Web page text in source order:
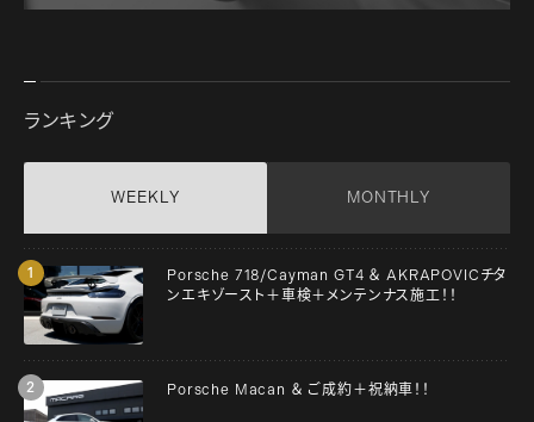
ランキング
WEEKLY MONTHLY
Porsche 718/Cayman GT4 ＆ AKRAPOVICチタ
ンエキゾースト＋車検＋メンテンナス施工！！
Porsche Macan ＆ ご成約＋祝納車！！